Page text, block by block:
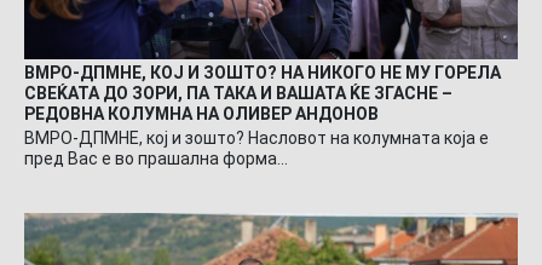
ВМРО-ДПМНЕ, КОЈ И ЗОШТО? НА НИКОГО НЕ МУ ГОРЕЛА
СВЕЌАТА ДО ЗОРИ, ПА ТАКА И ВАШАТА ЌЕ ЗГАСНЕ –
РЕДОВНА КОЛУМНА НА ОЛИВЕР АНДОНОВ
ВМРО-ДПМНЕ, кој и зошто? Насловот на колумната која е
пред Вас е во прашална форма…